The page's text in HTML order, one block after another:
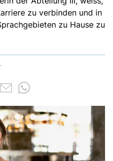
zu verbinden und in
zu Hause zu